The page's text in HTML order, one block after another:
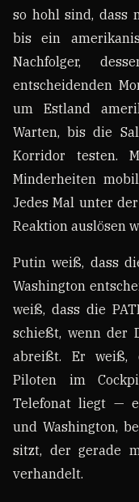
so hohl sind, dass
bis ein
Nachfolger,
entscheidenden
um Estland
Warten, bis die
Korridor testen.
Minderheiten
Jedes Mal unter
Reaktion auslösen
Putin weiß, dass
Washington
weiß, dass die
schießt, wenn der
abreißt. Er weiß,
Piloten im
Telefonat liegt —
und Washington,
sitzt, der gerade
verhandelt.